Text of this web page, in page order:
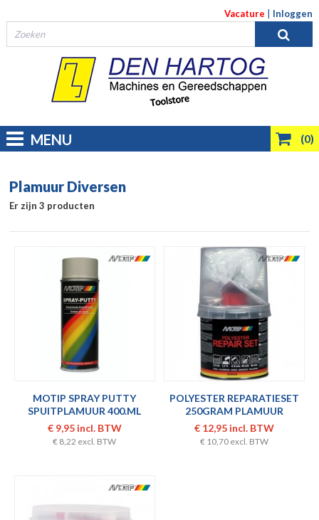
Vacature Inloggen
(0)
MENU
Plamuur Diversen
Er zijn 3 producten
MOTIP SPRAY PUTTY
SPUITPLAMUUR 400.ML
€ 9,95 incl. BTW
€ 8,22 excl. BTW
POLYESTER REPARATIESET
250GRAM PLAMUUR
€ 12,95 incl. BTW
€ 10,70 excl. BTW